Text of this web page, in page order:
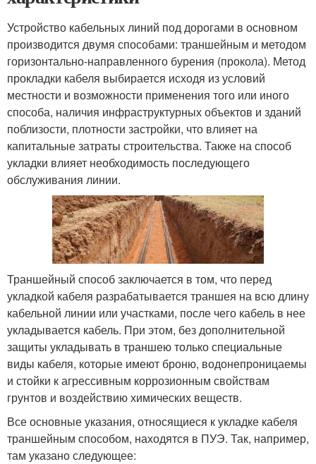
Устройство кабельных линий под дорогами в основном
производится двумя способами: траншейным и методом
горизонтально-направленного бурения (прокола). Метод
прокладки кабеля выбирается исходя из условий
местности и возможности применения того или иного
способа, наличия инфраструктурных объектов и зданий
поблизости, плотности застройки, что влияет на
капитальные затраты строительства. Также на способ
укладки влияет необходимость последующего
обслуживания линии.
Траншейный способ заключается в том, что перед
укладкой кабеля разрабатывается траншея на всю длину
кабельной линии или участками, после чего кабель в нее
укладывается кабель. При этом, без дополнительной
защиты укладывать в траншею только специальные
виды кабеля, которые имеют броню, водонепроницаемы
и стойки к агрессивным коррозионным свойствам
грунтов и воздействию химических веществ.
Все основные указания, относящиеся к укладке кабеля
траншейным способом, находятся в ПУЭ. Так, например,
там указано следующее: